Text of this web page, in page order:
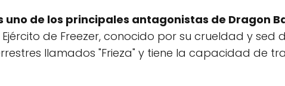
uno de los principales antagonistas de Dragon
de Freezer, conocido por su crueldad y sed
llamados "Frieza" y tiene la capacidad de